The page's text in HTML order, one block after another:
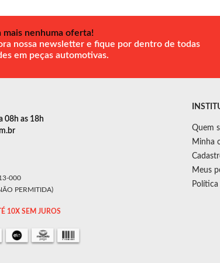
mais nenhuma oferta!
nossa newsletter e fique por dentro de todas
em peças automotivas.
08h as 18h
000
PERMITIDA)
10X SEM JUROS
Quem
Minha
Meus